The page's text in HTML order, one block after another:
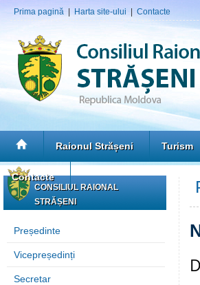
Prima pagină Harta site-ului Contacte
Raionul Strășeni Turism
Contacte
CONSILIUL RAIONAL
STRĂȘENI
Președinte
Vicepreședinți
Secretar